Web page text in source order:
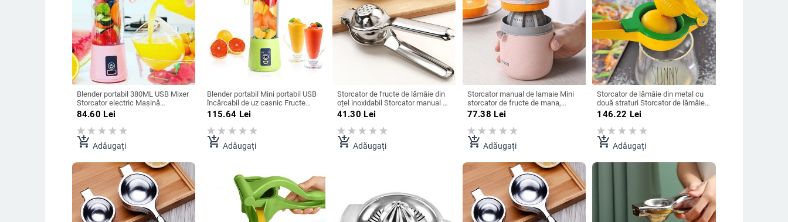
Blender portabil 380ML USB Mixer
Storcator electric Mașină
Smoothie Blender Mini Robot de
Blender de suc
84.60 Lei
add_shopping_cart Adăugați
Blender portabil Mini portabil USB
încărcabil de uz casnic Fructe
Juicier Storcator Cupă Mixer
bucătărie
115.64 Lei
add_shopping_cart Adăugați
Storcator de fructe de lămâie din
oțel inoxidabil Storcator manual de
portocale Storcator de lămâie
portocale Suc de presare de
fructe Ustensile de bucătărie
41.30 Lei
add_shopping_cart Adăugați
Storcator manual de lamaie Mini
storcator de fructe de mana,
lamaie, portocale, citrice, masina
capacitate
77.38 Lei
add_shopping_cart Adăugați
Storcator de lămâie din metal cu
două straturi Storcator de lămâie
Storcator de lămâie cu două boluri
manual Storcator de portocale
Ustensile de bucătărie
146.22 Lei
add_shopping_cart Adăugați